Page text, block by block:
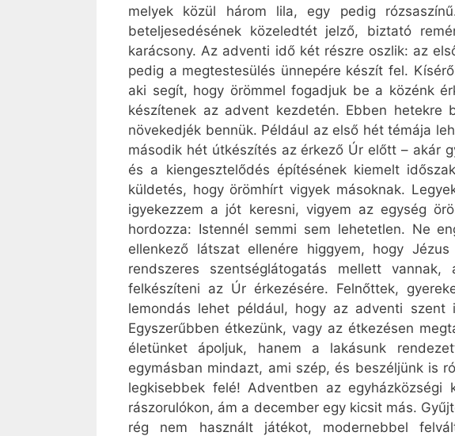
melyek közül három lila, egy pedig
beteljesedésének közeledtét jelző, biztató
karácsony. Az adventi idő két részre oszlik: az
pedig a megtestesülés ünnepére készít fel.
aki segít, hogy örömmel fogadjuk be a közénk
készítenek az advent kezdetén. Ebben hetekre
növekedjék bennük. Például az első hét témája
második hét útkészítés az érkező Úr előtt – akár
és a kiengesztelődés építésének kiemelt
küldetés, hogy örömhírt vigyek másoknak.
igyekezzem a jót keresni, vigyem az egység
hordozza: Istennél semmi sem lehetetlen. Ne
ellenkező látszat ellenére higgyem, hogy
rendszeres szentséglátogatás mellett
felkészíteni az Úr érkezésére. Felnőttek,
lemondás lehet például, hogy az adventi
Egyszerűbben étkezünk, vagy az étkezésen
életünket ápoljuk, hanem a lakásunk
egymásban mindazt, ami szép, és beszéljünk is
legkisebbek felé! Adventben az
rászorulókon, ám a december egy kicsit más.
rég nem használt játékot, modernebbel